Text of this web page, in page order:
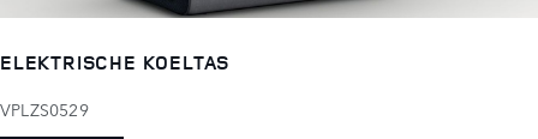
ELEKTRISCHE KOELTAS
VPLZS0529